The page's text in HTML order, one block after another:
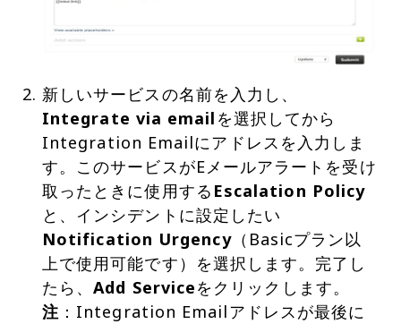
新しいサービスの名前を入力し、
Integrate via email を選択してから
Integration Emailにアドレスを入力しま
す。このサービスがEメールアラートを受け
取ったときに使用する Escalation Policy
と、インシデントに設定したい
Notification Urgency（Basicプラン以
上で使用可能です）を選択します。完了し
たら、Add Service
注 ：Integration Emailアドレスが最後に